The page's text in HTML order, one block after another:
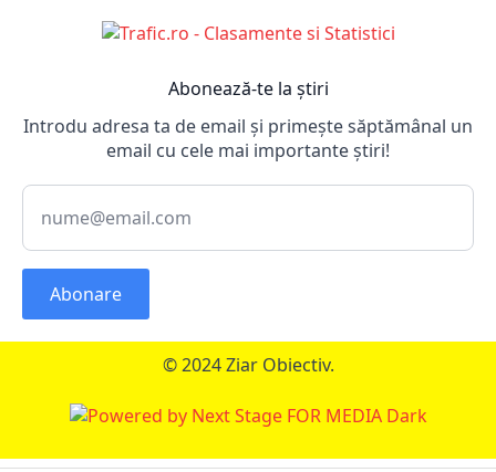
Abonează-te la știri
Introdu adresa ta de email și primește săptămânal un
email cu cele mai importante știri!
Abonare
© 2024 Ziar Obiectiv.